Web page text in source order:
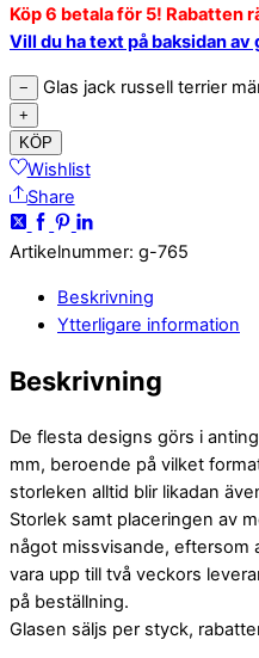
Köp 6 betala för 5! Rabatten
Vill du ha text på baksidan av
− Glas jack russell terrier
+
KÖP
Wishlist
Share
Artikelnummer: g-765
Beskrivning
Ytterligare information
Beskrivning
De flesta designs görs i
mm, beroende på vilket
storleken alltid blir likadan
Storlek samt placeringen av
något missvisande, eftersom
vara upp till två veckors
på beställning.
Glasen säljs per styck,